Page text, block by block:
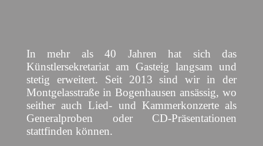
In mehr als 40 Jahren hat sich das
Künstlersekretariat am Gasteig langsam und
stetig erweitert. Seit 2013 sind wir in der
Montgelasstraße in Bogenhausen ansässig, wo
seither auch Lied- und Kammerkonzerte als
Generalproben oder CD-Präsentationen
stattfinden können.